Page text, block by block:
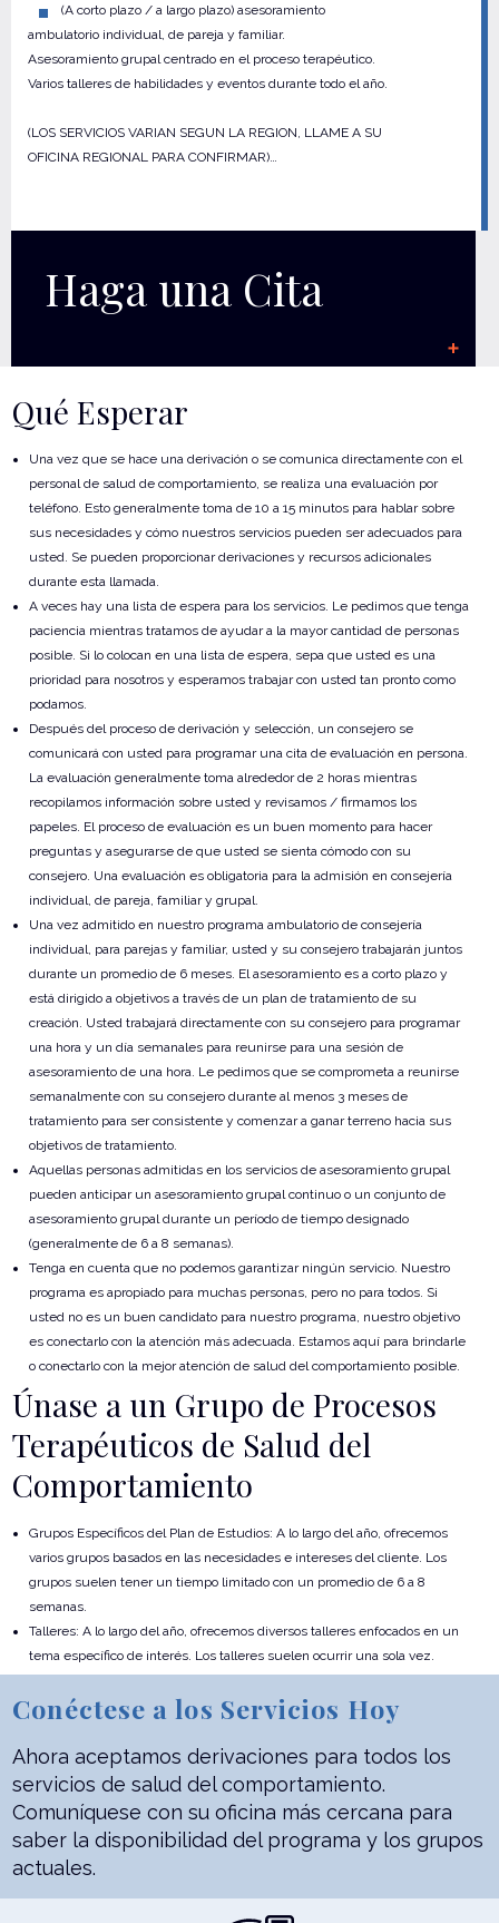
(A corto plazo / a largo plazo) asesoramiento
ambulatorio individual, de pareja y familiar.
Asesoramiento grupal centrado en el proceso terapéutico.
Varios talleres de habilidades y eventos durante todo el año.
(LOS SERVICIOS VARIAN SEGUN LA REGION, LLAME A SU
OFICINA REGIONAL PARA CONFIRMAR)…
Haga una Cita
Qué Esperar
Una vez que se hace una derivación o se comunica directamente con el
personal de salud de comportamiento, se realiza una evaluación por
teléfono. Esto generalmente toma de 10 a 15 minutos para hablar sobre
sus necesidades y cómo nuestros servicios pueden ser adecuados para
usted. Se pueden proporcionar derivaciones y recursos adicionales
durante esta llamada.
A veces hay una lista de espera para los servicios. Le pedimos que tenga
paciencia mientras tratamos de ayudar a la mayor cantidad de personas
posible. Si lo colocan en una lista de espera, sepa que usted es una
prioridad para nosotros y esperamos trabajar con usted tan pronto como
podamos.
Después del proceso de derivación y selección, un consejero se
comunicará con usted para programar una cita de evaluación en persona.
La evaluación generalmente toma alrededor de 2 horas mientras
recopilamos información sobre usted y revisamos / firmamos los
papeles. El proceso de evaluación es un buen momento para hacer
preguntas y asegurarse de que usted se sienta cómodo con su
consejero. Una evaluación es obligatoria para la admisión en consejería
individual, de pareja, familiar y grupal.
Una vez admitido en nuestro programa ambulatorio de consejería
individual, para parejas y familiar, usted y su consejero trabajarán juntos
durante un promedio de 6 meses. El asesoramiento es a corto plazo y
está dirigido a objetivos a través de un plan de tratamiento de su
creación. Usted trabajará directamente con su consejero para programar
una hora y un día semanales para reunirse para una sesión de
asesoramiento de una hora. Le pedimos que se comprometa a reunirse
semanalmente con su consejero durante al menos 3 meses de
tratamiento para ser consistente y comenzar a ganar terreno hacia sus
objetivos de tratamiento.
Aquellas personas admitidas en los servicios de asesoramiento grupal
pueden anticipar un asesoramiento grupal continuo o un conjunto de
asesoramiento grupal durante un período de tiempo designado
(generalmente de 6 a 8 semanas).
Tenga en cuenta que no podemos garantizar ningún servicio. Nuestro
programa es apropiado para muchas personas, pero no para todos. Si
usted no es un buen candidato para nuestro programa, nuestro objetivo
es conectarlo con la atención más adecuada. Estamos aquí para brindarle
o conectarlo con la mejor atención de salud del comportamiento posible.
Únase a un Grupo de Procesos
Terapéuticos de Salud del
Comportamiento
Grupos Específicos del Plan de Estudios: A lo largo del año, ofrecemos
varios grupos basados en las necesidades e intereses del cliente. Los
grupos suelen tener un tiempo limitado con un promedio de 6 a 8
semanas.
Talleres: A lo largo del año, ofrecemos diversos talleres enfocados en un
tema específico de interés. Los talleres suelen ocurrir una sola vez.
Conéctese a los Servicios Hoy
Ahora aceptamos derivaciones para todos los
servicios de salud del comportamiento.
Comuníquese con su oficina más cercana para
saber la disponibilidad del programa y los grupos
actuales.